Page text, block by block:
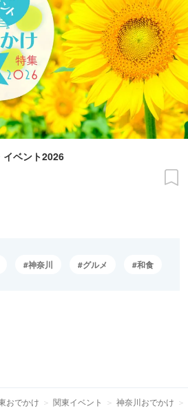
イベント2026
神奈川 グルメ 和食
おでかけ 関東イベント 神奈川おでかけ